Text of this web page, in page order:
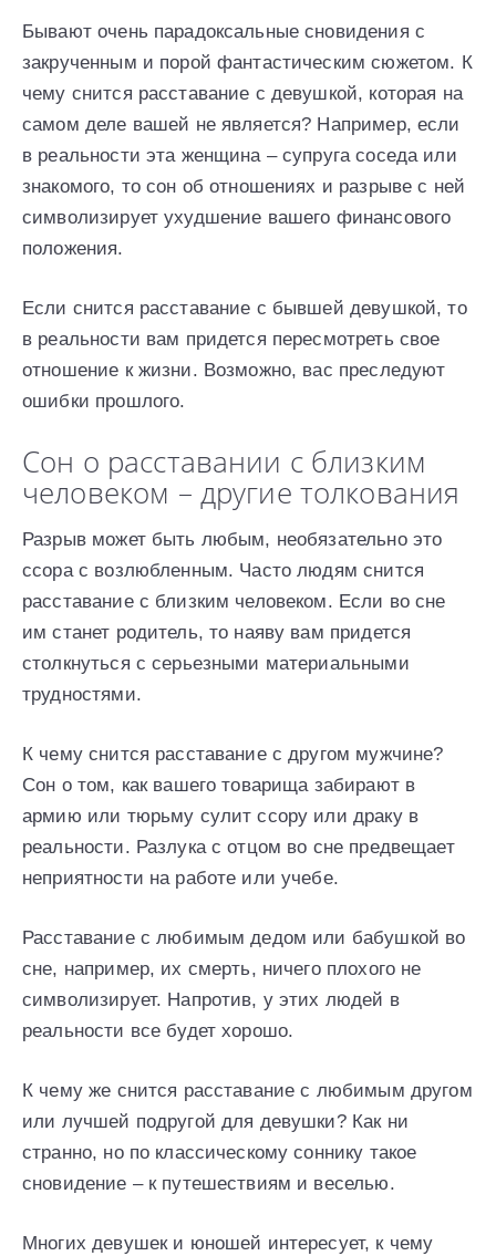
Бывают очень парадоксальные сновидения с
закрученным и порой фантастическим сюжетом. К
чему снится расставание с девушкой, которая на
самом деле вашей не является? Например, если
в реальности эта женщина – супруга соседа или
знакомого, то сон об отношениях и разрыве с ней
символизирует ухудшение вашего финансового
положения.
Если снится расставание с бывшей девушкой, то
в реальности вам придется пересмотреть свое
отношение к жизни. Возможно, вас преследуют
ошибки прошлого.
Сон о расставании с близким
человеком – другие толкования
Разрыв может быть любым, необязательно это
ссора с возлюбленным. Часто людям снится
расставание с близким человеком. Если во сне
им станет родитель, то наяву вам придется
столкнуться с серьезными материальными
трудностями.
К чему снится расставание с другом мужчине?
Сон о том, как вашего товарища забирают в
армию или тюрьму сулит ссору или драку в
реальности. Разлука с отцом во сне предвещает
неприятности на работе или учебе.
Расставание с любимым дедом или бабушкой во
сне, например, их смерть, ничего плохого не
символизирует. Напротив, у этих людей в
реальности все будет хорошо.
К чему же снится расставание с любимым другом
или лучшей подругой для девушки? Как ни
странно, но по классическому соннику такое
сновидение – к путешествиям и веселью.
Многих девушек и юношей интересует, к чему